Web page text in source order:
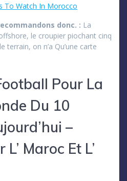
To Watch In Morocco
donc. : La
le croupier piochant cinq
terrain, on n’a Qu’une carte
Pour La
Du 10
–
Maroc Et L’